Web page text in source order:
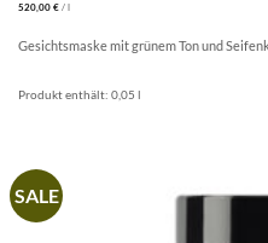
520,00 €/ l
Gesichtsmaske mit grünem Ton und
Produkt enthält: 0,05 l
SALE